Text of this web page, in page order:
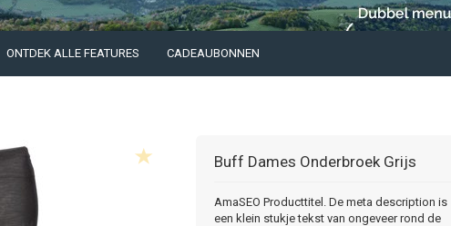
ONTDEK ALLE FEATURES CADEAUBONNEN
Buff Dames Onderbroek Grijs
AmaSEO Producttitel. De meta description is
een klein stukje tekst van ongeveer rond de